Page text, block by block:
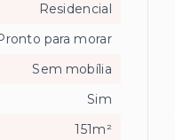
Residencial
para morar
Sem mobília
Sim
151m²